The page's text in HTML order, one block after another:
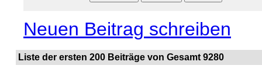
Neuen Beitrag schreiben
Liste der ersten 200 Beiträge von Gesamt 9280